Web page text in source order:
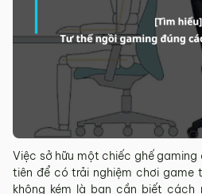
Việc sở hữu một chiếc ghế
tiên để có trải nghiệm chơi game
không kém là bạn cần biết cách